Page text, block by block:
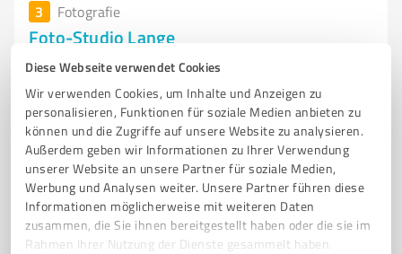
Diese Webseite verwendet Cookies
Wir verwenden Cookies, um Inhalte und Anzeigen zu
personalisieren, Funktionen für soziale Medien anbieten zu
können und die Zugriffe auf unsere Website zu analysieren.
Außerdem geben wir Informationen zu Ihrer Verwendung
unserer Website an unsere Partner für soziale Medien,
Werbung und Analysen weiter. Unsere Partner führen diese
Informationen möglicherweise mit weiteren Daten
zusammen, die Sie ihnen bereitgestellt haben oder die sie im
Rahmen Ihrer Nutzung der Dienste gesammelt haben.
3 Fotografie
Foto-Studio Lange
Business-, Hochzeit- und Portraitfotos
Obere Straße 1, 07318 Saalfeld
Tel. 036712792 info@f-sl.de www.fotostudiolange.de
0,00 / 5,00
Nicht bewertet0